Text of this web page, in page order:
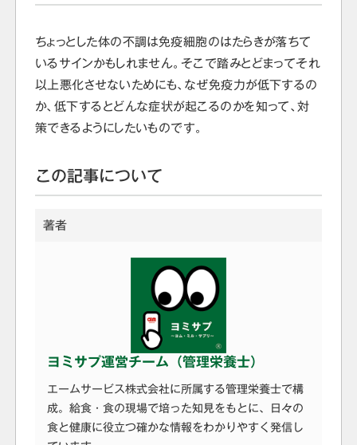
ちょっとした体の不調は免疫細胞のはたらきが落ちて
いるサインかもしれません。そこで踏みとどまってそれ
以上悪化させないためにも、なぜ免疫力が低下するの
か、低下するとどんな症状が起こるのかを知って、対
策できるようにしたいものです。
この記事について
著者
ヨミサプ運営チーム（管理栄養士）
エームサービス株式会社に所属する管理栄養士で構
成。給食・食の現場で培った知見をもとに、日々の
食と健康に役立つ確かな情報をわかりやすく発信し